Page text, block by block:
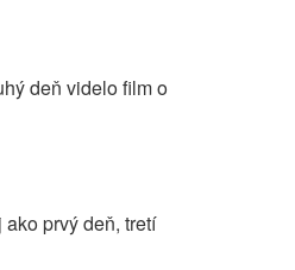
deň videlo film o
prvý deň, tretí